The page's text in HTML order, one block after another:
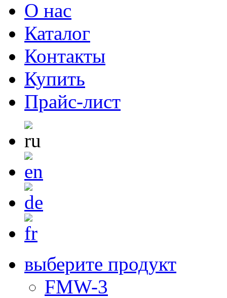
О нас
Каталог
Контакты
Купить
Прайс-лист
выберите продукт
FMW-3